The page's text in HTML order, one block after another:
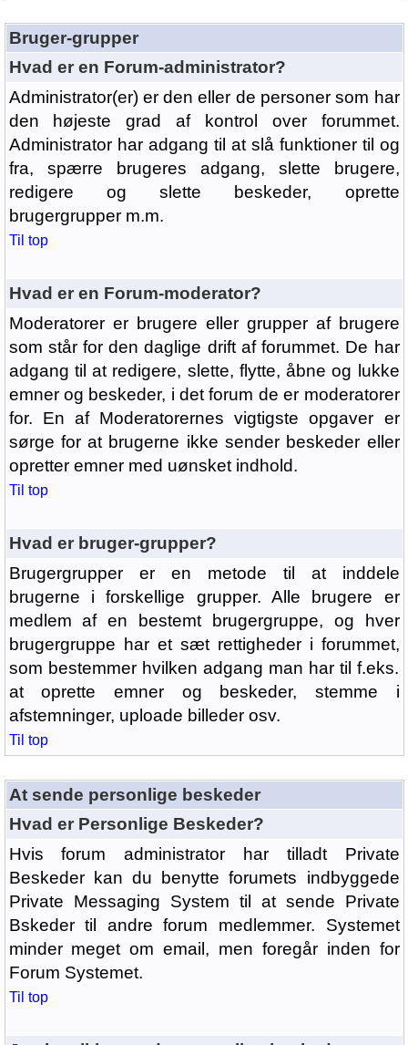
Bruger-grupper
Hvad er en Forum-administrator?
Administrator(er) er den eller de personer som har
den højeste grad af kontrol over forummet.
Administrator har adgang til at slå funktioner til og
fra, spærre brugeres adgang, slette brugere,
redigere og slette beskeder, oprette
brugergrupper m.m.
Til top
Hvad er en Forum-moderator?
Moderatorer er brugere eller grupper af brugere
som står for den daglige drift af forummet. De har
adgang til at redigere, slette, flytte, åbne og lukke
emner og beskeder, i det forum de er moderatorer
for. En af Moderatorernes vigtigste opgaver er
sørge for at brugerne ikke sender beskeder eller
opretter emner med uønsket indhold.
Til top
Hvad er bruger-grupper?
Brugergrupper er en metode til at inddele
brugerne i forskellige grupper. Alle brugere er
medlem af en bestemt brugergruppe, og hver
brugergruppe har et sæt rettigheder i forummet,
som bestemmer hvilken adgang man har til f.eks.
at oprette emner og beskeder, stemme i
afstemninger, uploade billeder osv.
Til top
At sende personlige beskeder
Hvad er Personlige Beskeder?
Hvis forum administrator har tilladt Private
Beskeder kan du benytte forumets indbyggede
Private Messaging System til at sende Private
Bskeder til andre forum medlemmer. Systemet
minder meget om email, men foregår inden for
Forum Systemet.
Til top